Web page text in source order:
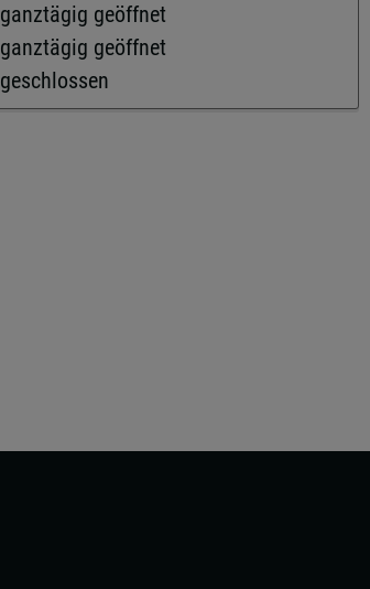
ganztägig geöffnet
ganztägig geöffnet
geschlossen